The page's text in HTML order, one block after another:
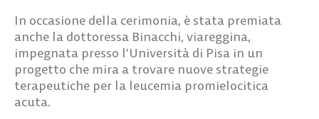
In occasione della cerimonia, è stata premiata
anche la dottoressa Binacchi, viareggina,
impegnata presso l’Università di Pisa in un
progetto che mira a trovare nuove strategie
terapeutiche per la leucemia promielocitica
acuta.